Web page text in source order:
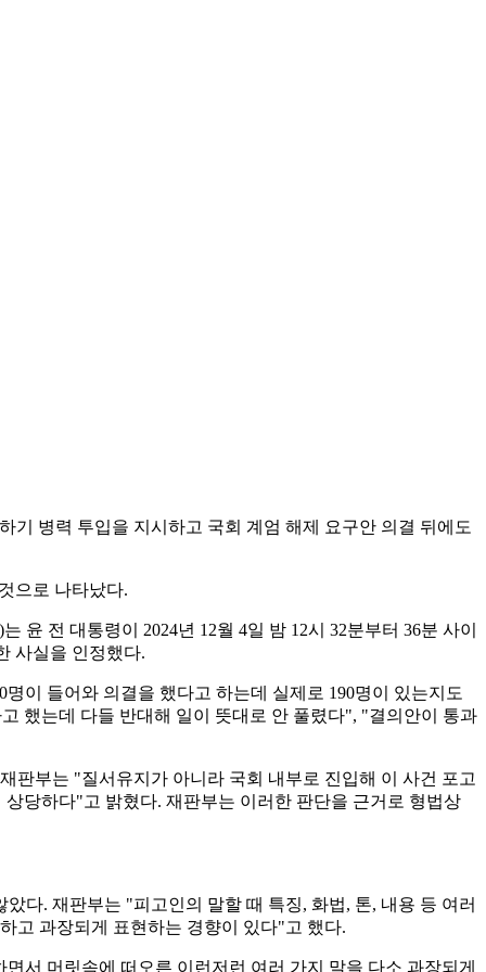
기 병력 투입을 지시하고 국회 계엄 해제 요구안 의결 뒤에도
으로 나타났다.
전 대통령이 2024년 12월 4일 밤 12시 32분부터 36분 사이
사실을 인정했다.
이 들어와 의결을 했다고 하는데 실제로 190명이 있는지도
했는데 다들 반대해 일이 뜻대로 안 풀렸다", "결의안이 통과
판부는 "질서유지가 아니라 국회 내부로 진입해 이 사건 포고
당하다"고 밝혔다. 재판부는 이러한 판단을 근거로 형법상
다. 재판부는 "피고인의 말할 때 특징, 화법, 톤, 내용 등 여러
고 과장되게 표현하는 경향이 있다"고 했다.
서 머릿속에 떠오른 이런저런 여러 가지 말을 다소 과장되게